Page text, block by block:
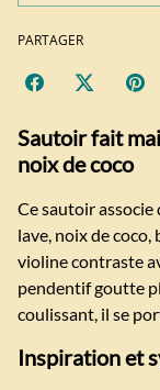
PARTAGER
Sautoir fait
noix de coco
Ce sautoir
lave, noix de
violine contraste
pendentif goutte
coulissant, il se
Inspiration et